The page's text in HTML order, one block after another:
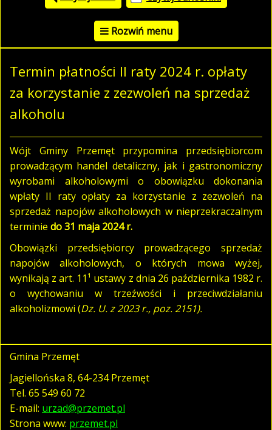
Rozwiń menu
Termin płatności II raty 2024 r. opłaty
za korzystanie z zezwoleń na sprzedaż
alkoholu
Wójt Gminy Przemęt przypomina przedsiębiorcom
prowadzącym handel detaliczny, jak i gastronomiczny
wyrobami alkoholowymi o obowiązku dokonania
wpłaty II raty opłaty za korzystanie z zezwoleń na
sprzedaż napojów alkoholowych w nieprzekraczalnym
terminie do 31 maja 2024 r.
Obowiązki przedsiębiorcy prowadzącego sprzedaż
napojów alkoholowych, o których mowa wyżej,
wynikają z art. 11¹ ustawy z dnia 26 października 1982 r.
o wychowaniu w trzeźwości i przeciwdziałaniu
alkoholizmowi (Dz. U. z 2023 r., poz. 2151).
Gmina Przemęt
Jagiellońska 8, 64-234 Przemęt
Tel. 65 549 60 72
E-mail: urzad@przemet.pl
Strona www: przemet.pl